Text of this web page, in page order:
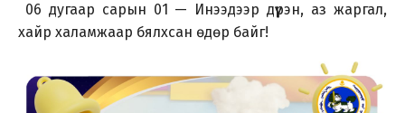
06 дугаар сарын 01 — Инээдээр дүүрэн, аз жаргал,
хайр халамжаар бялхсан өдөр байг!